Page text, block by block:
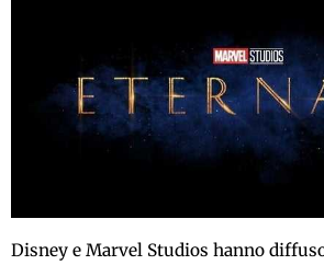
Disney e Marvel Studios hanno